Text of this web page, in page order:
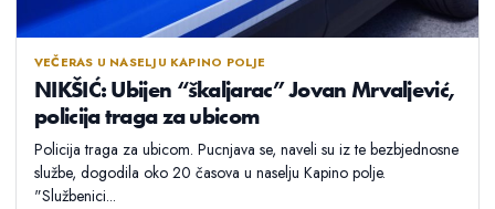
VEČERAS U NASELJU KAPINO POLJE
NIKŠIĆ: Ubijen “škaljarac” Jovan Mrvaljević,
policija traga za ubicom
Policija traga za ubicom. Pucnjava se, naveli su iz te bezbjednosne
službe, dogodila oko 20 časova u naselju Kapino polje.
"Službenici...